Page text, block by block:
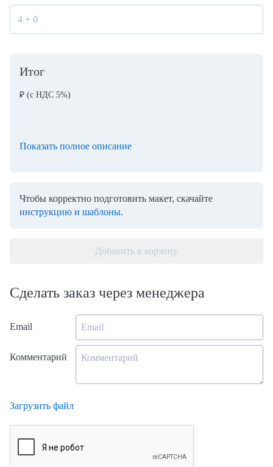
4 + 0
Итог
₽ (с НДС 5%)
Показать полное описание
Чтобы корректно подготовить макет, скачайте
инструкцию и шаблоны.
Добавить в корзину
Сделать заказ через менеджера
Email
Комментарий
Загрузить файл